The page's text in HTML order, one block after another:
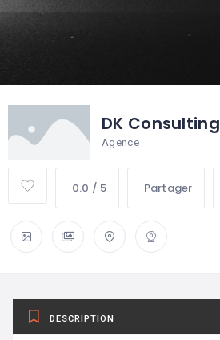
DK Consulting
Agence
0.0 / 5 Partager
DESCRIPTION